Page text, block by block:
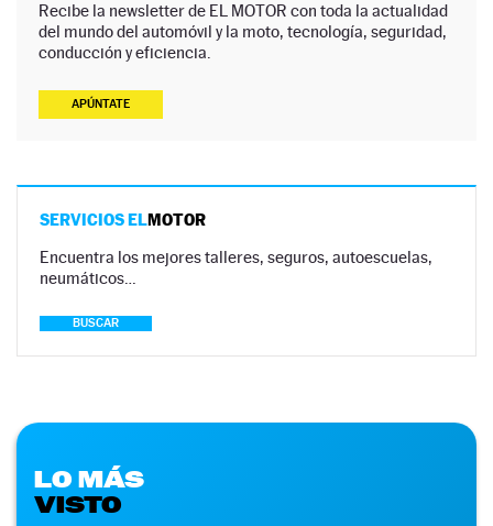
Recibe la newsletter de EL MOTOR con toda la actualidad
del mundo del automóvil y la moto, tecnología, seguridad,
conducción y eficiencia.
APÚNTATE
SERVICIOS ELMOTOR
Encuentra los mejores talleres, seguros, autoescuelas,
neumáticos…
BUSCAR
LO MÁS
VISTO